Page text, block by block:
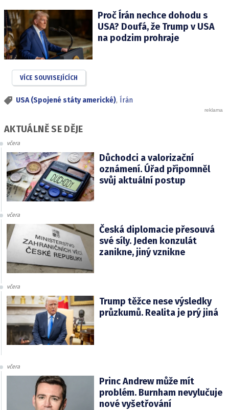
Proč Írán nechce dohodu s
USA? Doufá, že Trump v USA
na podzim prohraje
VÍCE SOUVISEJÍCÍCH
USA (Spojené státy americké), Írán
AKTUÁLNĚ SE DĚJE
včera
Důchodci a valorizační
oznámení. Úřad připomněl
svůj aktuální postup
včera
Česká diplomacie přesouvá
své síly. Jeden konzulát
zanikne, jiný vznikne
včera
Trump těžce nese výsledky
průzkumů. Realita je prý jiná
včera
Princ Andrew může mít
problém. Burnham nevylučuje
nové vyšetřování